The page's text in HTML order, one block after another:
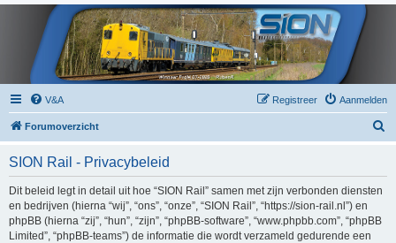
V&A Aanmelden
Registreer
Forumoverzicht
SION Rail - Privacybeleid
Dit beleid legt in detail uit hoe “SION Rail” samen met zijn verbonden diensten
en bedrijven (hierna “wij”, “ons”, “onze”, “SION Rail”, “https://sion-rail.nl”) en
phpBB (hierna “zij”, “hun”, “zijn”, “phpBB-software”, “www.phpbb.com”, “phpBB
Limited”, “phpBB-teams”) de informatie die wordt verzameld gedurende een